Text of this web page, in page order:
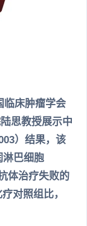
临床肿瘤学会
思教授展示中
）结果，该
淋巴细胞
体治疗失败的
对照组比，